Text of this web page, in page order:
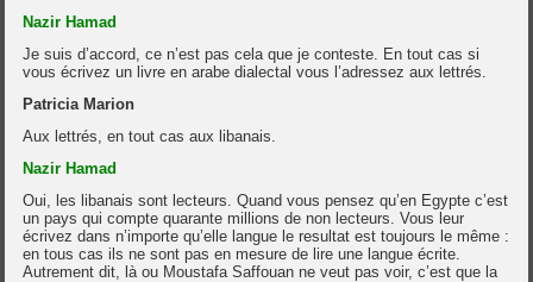
Nazir Hamad
Je suis d’accord, ce n’est pas cela que je conteste. En tout cas si
vous écrivez un livre en arabe dialectal vous l’adressez aux lettrés.
Patricia Marion
Aux lettrés, en tout cas aux libanais.
Nazir Hamad
Oui, les libanais sont lecteurs. Quand vous pensez qu’en Egypte c’est
un pays qui compte quarante millions de non lecteurs. Vous leur
écrivez dans n’importe qu’elle langue le resultat est toujours le même :
en tous cas ils ne sont pas en mesure de lire une langue écrite.
Autrement dit, là ou Moustafa Saffouan ne veut pas voir, c’est que la